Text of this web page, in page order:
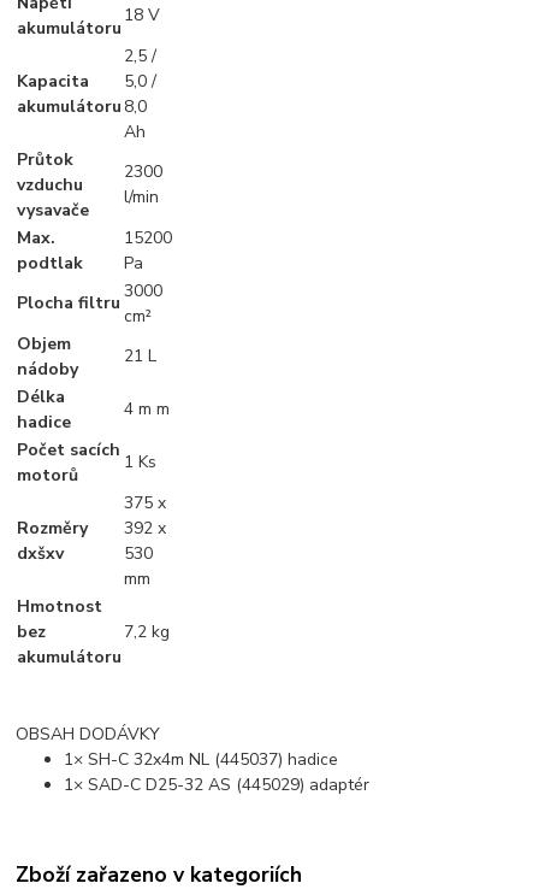
akumulátoru
18 V
Kapacita
akumulátoru
2,5 /
5,0 /
8,0
Ah
Průtok
vzduchu
vysavače
2300
l/min
Max.
podtlak
15200
Pa
Plocha filtru
3000
cm²
Objem
nádoby
21 L
Délka
hadice
4 m m
Počet sacích
motorů
1 Ks
Rozměry
dxšxv
375 x
392 x
530
mm
Hmotnost
bez
akumulátoru
7,2 kg
OBSAH DODÁVKY
1× SH-C 32x4m NL (445037) hadice
1× SAD-C D25-32 AS (445029) adaptér
Zboží zařazeno v kategoriích